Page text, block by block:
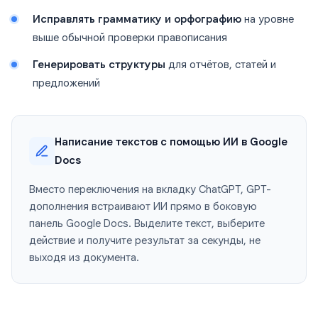
Исправлять грамматику и орфографию на уровне
выше обычной проверки правописания
Генерировать структуры для отчётов, статей и
предложений
Написание текстов с помощью ИИ в Google
Docs
Вместо переключения на вкладку ChatGPT, GPT-
дополнения встраивают ИИ прямо в боковую
панель Google Docs. Выделите текст, выберите
действие и получите результат за секунды, не
выходя из документа.